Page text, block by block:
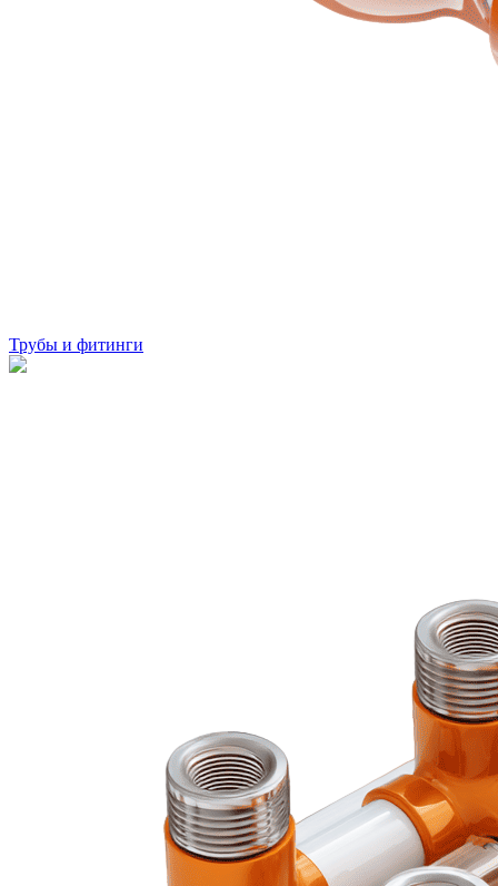
Трубы и фитинги